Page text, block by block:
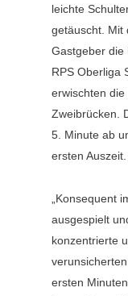
leichte
getäuscht. Mit
Gastgeber die
RPS Oberliga
erwischten die
Zweibrücken.
5. Minute ab
ersten Auszeit.
„Konsequent
ausgespielt
konzentrierte
ersten